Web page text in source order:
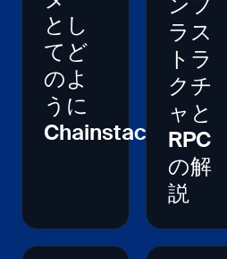
とし
てど
のよ
うに
Chainstack
ラス
トラ
クチ
ャと
RPC
の解
説